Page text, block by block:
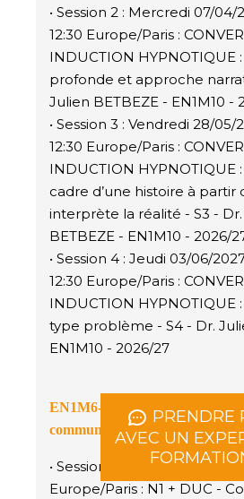
PRENDRE
AVEC UN
• Session 2 : Mercredi 07/
12:30 Europe/Paris :
INDUCTION HYPNOTIQUE
profonde et approche
Julien BETBEZE - EN1M10 -
• Session 3 : Vendredi 28/
12:30 Europe/Paris :
INDUCTION HYPNOTIQUE
cadre d’une histoire à partir
interprète la réalité - S3 -
BETBEZE - EN1M10 - 2026/
• Session 4 : Jeudi 03/06/
12:30 Europe/Paris :
INDUCTION HYPNOTIQUE
type problème - S4 - Dr.
EN1M10 - 2026/27
EN1M6-CTS-ENE1-EDU-ISC
communication stratégique-
• Session 1 : Jeudi 01/04/2027
Europe/Paris : N1 + DUC -